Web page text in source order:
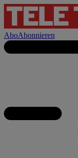
AboAbonnieren